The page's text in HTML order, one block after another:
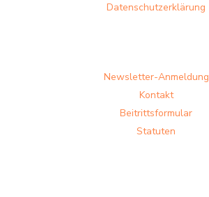
Datenschutzerklärung
Newsletter-Anmeldung
Kontakt
Beitrittsformular
Statuten